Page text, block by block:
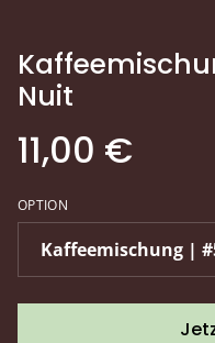
Nuit
11,00 €
OPTION